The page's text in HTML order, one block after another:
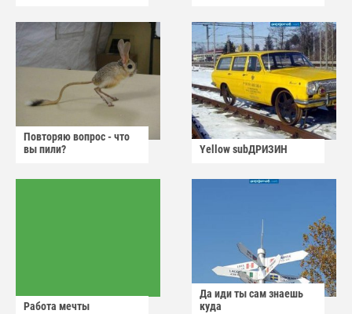
Повторяю вопрос - что
вы пили?
Yellow subДРИЗИН
Работа мечты
Да иди ты сам знаешь
куда